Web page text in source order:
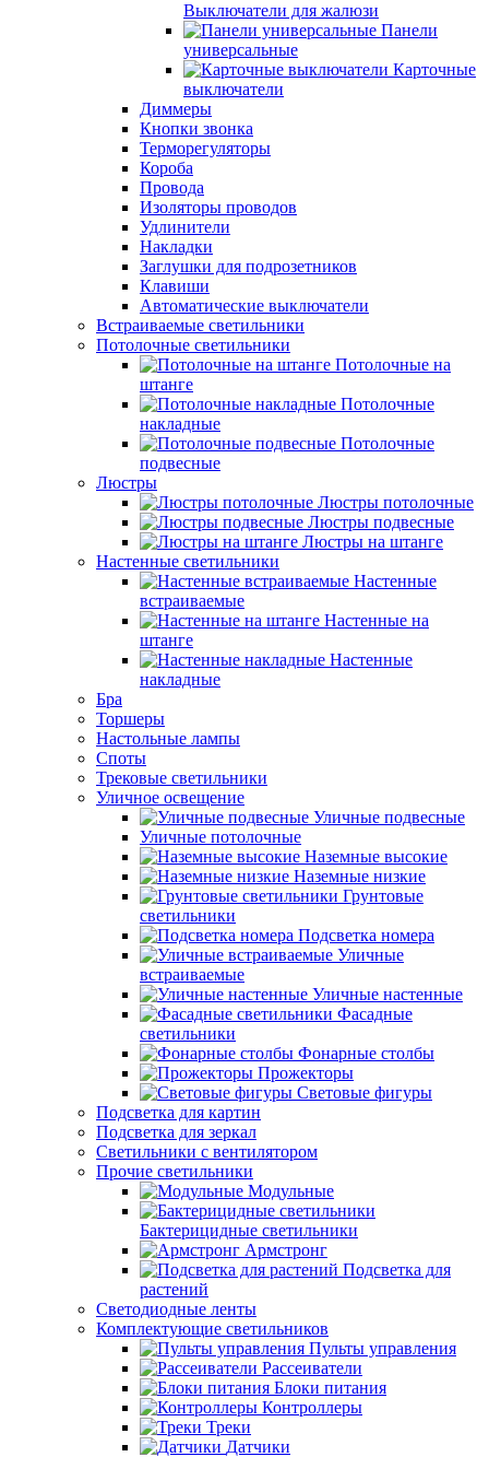
Выключатели для жалюзи
Панели
универсальные
Карточные
выключатели
Диммеры
Кнопки звонка
Терморегуляторы
Короба
Провода
Изоляторы проводов
Удлинители
Накладки
Заглушки для подрозетников
Клавиши
Автоматические выключатели
Встраиваемые светильники
Потолочные светильники
Потолочные на
штанге
Потолочные
накладные
Потолочные
подвесные
Люстры
Люстры потолочные
Люстры подвесные
Люстры на штанге
Настенные светильники
Настенные
встраиваемые
Настенные на
штанге
Настенные
накладные
Бра
Торшеры
Настольные лампы
Споты
Трековые светильники
Уличное освещение
Уличные подвесные
Уличные потолочные
Наземные высокие
Наземные низкие
Грунтовые
светильники
Подсветка номера
Уличные
встраиваемые
Уличные настенные
Фасадные
светильники
Фонарные столбы
Прожекторы
Световые фигуры
Подсветка для картин
Подсветка для зеркал
Светильники с вентилятором
Прочие светильники
Модульные
Бактерицидные светильники
Армстронг
Подсветка для
растений
Светодиодные ленты
Комплектующие светильников
Пульты управления
Рассеиватели
Блоки питания
Контроллеры
Треки
Датчики